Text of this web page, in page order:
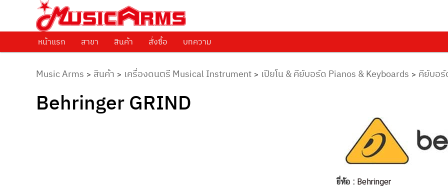
Music Arms
ศูนย์รวมครื่องดนตรีทุกชนิด ตั้งแต่เริ่มต้นถึงมืออาชีพ
Skip to primary content
หน้าแรก สาขา สินค้า สั่งซื้อ บทความ
Music Arms > สินค้า > เครื่องดนตรี Musical Instrument > เปียโน & คีย์บอร์ด Pianos & Keyboards > คีย์บอร์
Behringer GRIND
ยี่ห้อ : Behringer